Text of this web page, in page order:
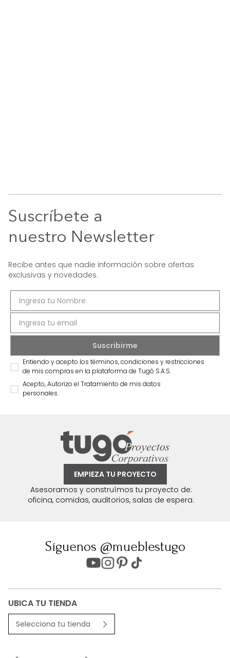
Suscríbete a
nuestro Newsletter
Recibe antes que nadie información sobre ofertas
exclusivas y novedades.
Entiendo y acepto los términos, condiciones y restricciones
de mis compras en la plataforma de Tugó S.A.S.
Acepto, Autorizo el Tratamiento de mis datos
personales.
EMPIEZA TU PROYECTO
Asesoramos y construímos tu proyecto de:
oficina, comidas, auditorios, salas de espera.
Síguenos @mueblestugo
UBICA TU TIENDA
Selecciona tu tienda